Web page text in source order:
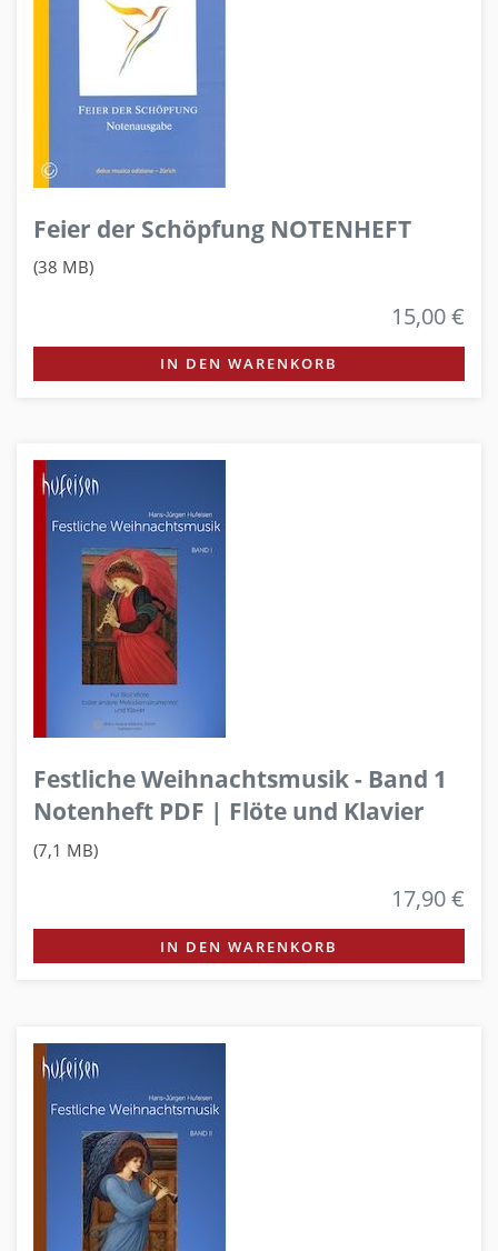
Feier der Schöpfung NOTENHEFT
(38 MB)
15,00 €
IN DEN WARENKORB
Festliche Weihnachtsmusik - Band 1
Notenheft PDF | Flöte und Klavier
(7,1 MB)
17,90 €
IN DEN WARENKORB